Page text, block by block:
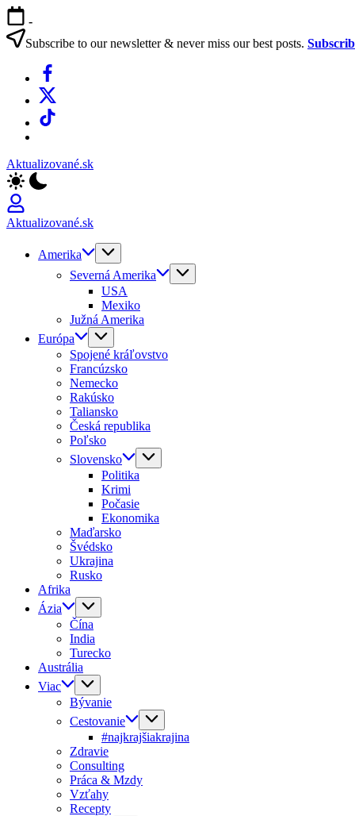
Skip
to
content
-
Subscribe to our newsletter & never miss our best posts.
Facebook
X
TikTok
Aktualizované.sk
Aktualizované.sk
Amerika
Severná Amerika
USA
Mexiko
Južná Amerika
Európa
Spojené kráľovstvo
Francúzsko
Nemecko
Rakúsko
Taliansko
Česká republika
Poľsko
Slovensko
Politika
Krimi
Počasie
Ekonomika
Maďarsko
Švédsko
Ukrajina
Rusko
Afrika
Ázia
Čína
India
Turecko
Austrália
Viac
Bývanie
Cestovanie
#najkrajšiakrajina
Zdravie
Consulting
Práca & Mzdy
Vzťahy
Recepty